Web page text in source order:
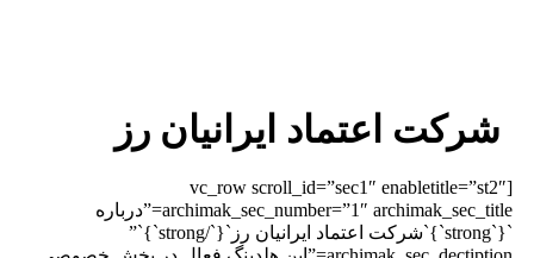
شرکت اعتماد ایرانیان رز
[vc_row scroll_id=”sec1″ enabletitle=”st2″
archimak_sec_number=”1″ archimak_sec_title=”درباره
`{`strong`}`شرکت اعتماد ایرانیان رز`{`/strong`}`”